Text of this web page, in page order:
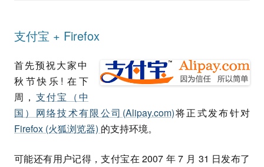
支付宝 + Firefox
首先预祝大家中
秋节快乐! 在下
周， 支付宝（中
国）网络技术有限公司(Alipay.com)将正式发布针对
Firefox (火狐浏览器) 的支持环境。
可能还有用户记得，支付宝在 2007 年 7 月 31 日发布了